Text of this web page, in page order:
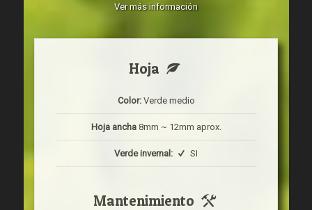
Ver más información
Hoja
Color: Verde medio
Hoja ancha 8mm ~ 12mm aprox.
Verde invernal: SI
Mantenimiento